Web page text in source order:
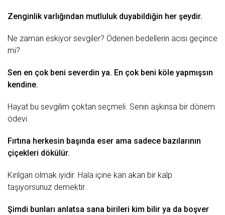
Zenginlikvarlığından mutlulukduyabildiğin her şeydir.
Ne zaman eskiyor sevgiler? Ödenen bedellerin acısı geçince
mi?
Sen en çok beni severdin ya. En çok beni köle yapmışsın
kendine.
Hayat bu sevgilim çoktan seçmeli. Senin aşkınsa bir dönem
ödevi.
Fırtına herkesin başında eser ama sadece bazılarının
çiçekleri dökülür.
Kırılgan olmak iyidir. Hala içine kan akan bir kalp
taşıyorsunuz demektir.
Şimdi bunları anlatsa sana birileri kim bilir ya da boşver